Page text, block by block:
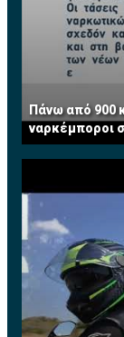
Πάνω από 900
ναρκέμποροι